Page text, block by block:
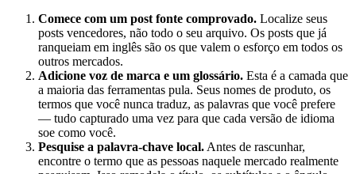
Comece com um post fonte comprovado. Localize seus
posts vencedores, não todo o seu arquivo. Os posts que já
ranqueiam em inglês são os que valem o esforço em todos os
outros mercados.
Adicione voz de marca e um glossário. Esta é a camada que
a maioria das ferramentas pula. Seus nomes de produto, os
termos que você nunca traduz, as palavras que você prefere
— tudo capturado uma vez para que cada versão de idioma
soe como você.
Pesquise a palavra-chave local. Antes de rascunhar,
encontre o termo que as pessoas naquele mercado realmente